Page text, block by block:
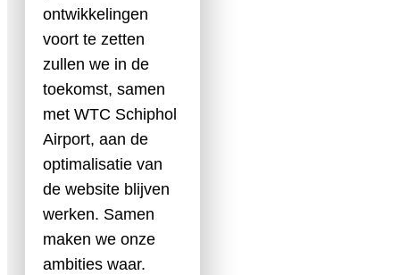
ontwikkelingen
voort te zetten
zullen we in de
toekomst, samen
met WTC Schiphol
Airport, aan de
optimalisatie van
de website blijven
werken. Samen
maken we onze
ambities waar.